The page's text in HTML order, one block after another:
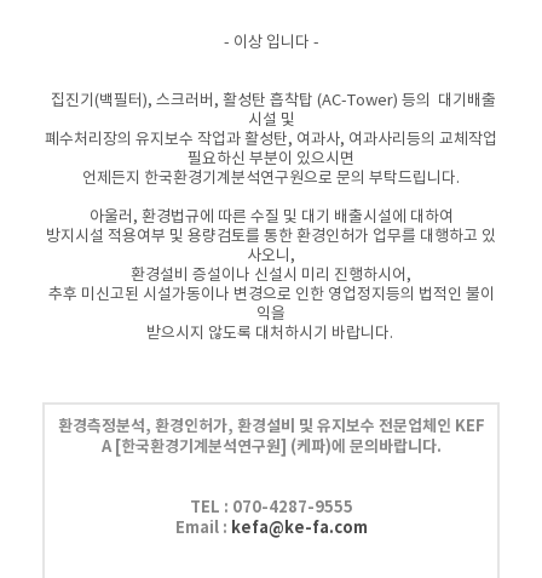
- 이상 입니다 -
집진기(백필터), 스크러버, 활성탄 흡착탑 (AC-Tower) 등의 대기배출
시설 및
폐수처리장의 유지보수 작업과 활성탄, 여과사, 여과사리등의 교체작업
필요하신 부분이 있으시면
언제든지 한국환경기계분석연구원으로 문의 부탁드립니다.
아울러, 환경법규에 따른 수질 및 대기 배출시설에 대하여
방지시설 적용여부 및 용량검토를 통한 환경인허가 업무를 대행하고 있
사오니,
환경설비 증설이나 신설시 미리 진행하시어,
추후 미신고된 시설가동이나 변경으로 인한 영업정지등의 법적인 불이
익을
받으시지 않도록 대처하시기 바랍니다.
환경측정분석, 환경인허가, 환경설비 및 유지보수 전문업체인 KEF
A [한국환경기계분석연구원] (케파)에 문의바랍니다.
TEL : 070-4287-9555
Email : kefa@ke-fa.com